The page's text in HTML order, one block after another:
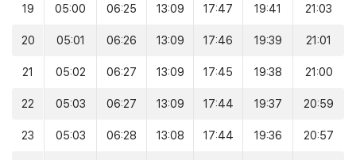
19 05:00 06:25 13:09 17:47 19:41 21:03
20 05:01 06:26 13:09 17:46 19:39 21:01
21 05:02 06:27 13:09 17:45 19:38 21:00
22 05:03 06:27 13:09 17:44 19:37 20:59
23 05:03 06:28 13:08 17:44 19:36 20:57